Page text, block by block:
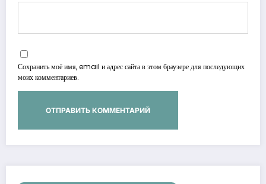
Сохранить моё имя, email и адрес сайта в этом браузере для последующих
моих комментариев.